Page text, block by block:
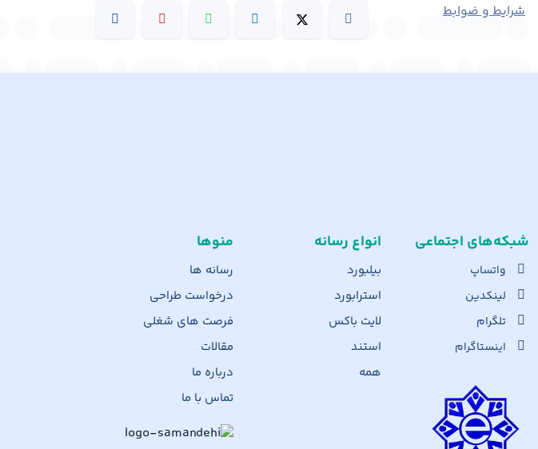
شرایط و ضوابط
منوها
رسانه ها
درخواست طراحی
فرصت های شغلی
مقالات
درباره ما
تماس با ما
انواع رسانه
بیلبورد
استرابورد
لایت باکس
استند
همه
شبکه‌های اجت​ماعی
واتساپ
لینکدین
تلگرام
اینستاگرام